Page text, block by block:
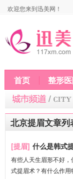
欢迎您来到迅美网！
首页 整形
北京提眉文章列
[提眉] 什么是韩式
有些人天生眉形不好
式提眉术？有什么作用